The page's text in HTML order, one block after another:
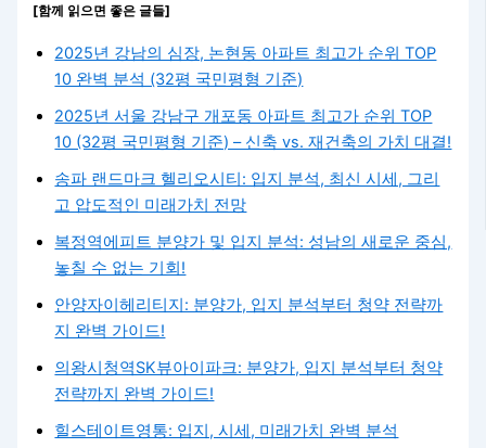
[함께 읽으면 좋은 글들]
2025년 강남의 심장, 논현동 아파트 최고가 순위 TOP
10 완벽 분석 (32평 국민평형 기준)
2025년 서울 강남구 개포동 아파트 최고가 순위 TOP
10 (32평 국민평형 기준) – 신축 vs. 재건축의 가치 대결!
송파 랜드마크 헬리오시티: 입지 분석, 최신 시세, 그리
고 압도적인 미래가치 전망
복정역에피트 분양가 및 입지 분석: 성남의 새로운 중심,
놓칠 수 없는 기회!
안양자이헤리티지: 분양가, 입지 분석부터 청약 전략까
지 완벽 가이드!
의왕시청역SK뷰아이파크: 분양가, 입지 분석부터 청약
전략까지 완벽 가이드!
힐스테이트영통: 입지, 시세, 미래가치 완벽 분석